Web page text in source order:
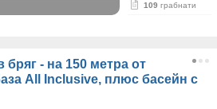
109 грабнати
- на 150 метра от
All Inclusive, плюс басейн с